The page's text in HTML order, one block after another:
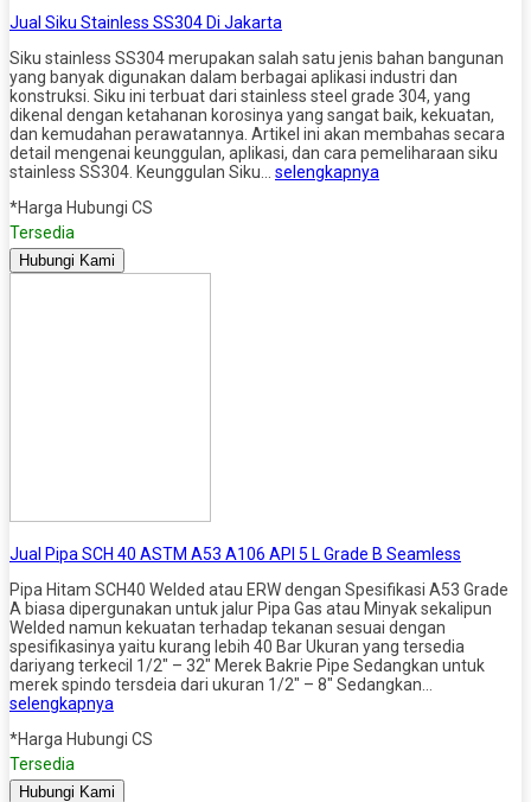
Jual Siku Stainless SS304 Di Jakarta
Siku stainless SS304 merupakan salah satu jenis bahan bangunan
yang banyak digunakan dalam berbagai aplikasi industri dan
konstruksi. Siku ini terbuat dari stainless steel grade 304, yang
dikenal dengan ketahanan korosinya yang sangat baik, kekuatan,
dan kemudahan perawatannya. Artikel ini akan membahas secara
detail mengenai keunggulan, aplikasi, dan cara pemeliharaan siku
stainless SS304. Keunggulan Siku… selengkapnya
*Harga Hubungi CS
Tersedia
Hubungi Kami
Jual Pipa SCH 40 ASTM A53 A106 API 5 L Grade B Seamless
Pipa Hitam SCH40 Welded atau ERW dengan Spesifikasi A53 Grade
A biasa dipergunakan untuk jalur Pipa Gas atau Minyak sekalipun
Welded namun kekuatan terhadap tekanan sesuai dengan
spesifikasinya yaitu kurang lebih 40 Bar Ukuran yang tersedia
dariyang terkecil 1/2″ – 32″ Merek Bakrie Pipe Sedangkan untuk
merek spindo tersdeia dari ukuran 1/2″ – 8″ Sedangkan…
selengkapnya
*Harga Hubungi CS
Tersedia
Hubungi Kami